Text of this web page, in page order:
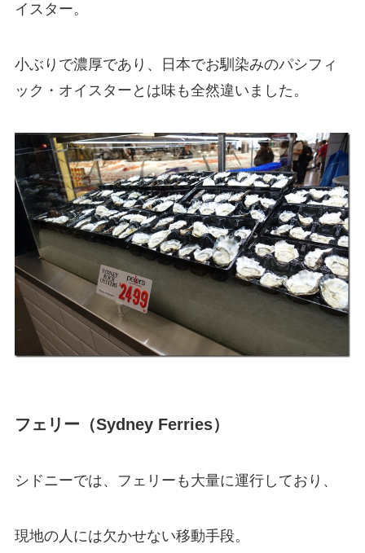
イスター。
小ぶりで濃厚であり、日本でお馴染みのパシフィ
ック・オイスターとは味も全然違いました。
フェリー（Sydney Ferries）
シドニーでは、フェリーも大量に運行しており、
現地の人には欠かせない移動手段。